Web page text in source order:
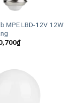
MPE LBD-12V 12W
₫Giá
hiện